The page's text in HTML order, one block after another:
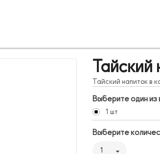
Тайский
Тайский напиток в
Выберите один из
1 шт
Выберите
1